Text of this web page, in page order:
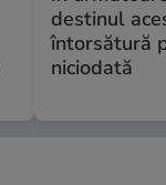
destinul
întorsătură
niciodată